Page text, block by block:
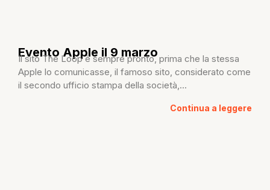
Evento Apple il 9 marzo
Il sito The Loop è sempre pronto, prima che la stessa
Apple lo comunicasse, il famoso sito, considerato come
il secondo ufficio stampa della società,...
Continua a leggere